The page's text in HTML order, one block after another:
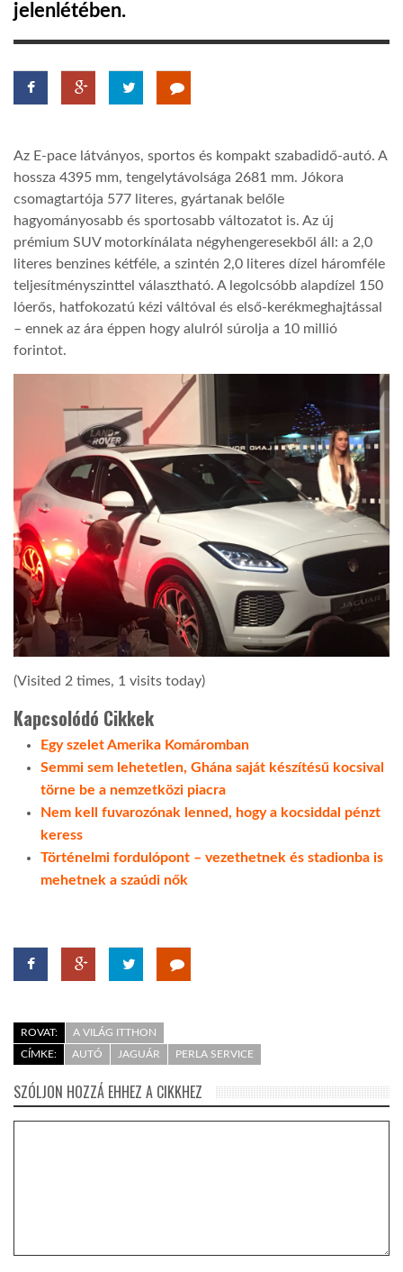
DOBRAVERO.HU
GLOBOBOOK
jelenlétében.
Az E-pace látványos, sportos és kompakt szabadidő-autó. A
hossza 4395 mm, tengelytávolsága 2681 mm. Jókora
csomagtartója 577 literes, gyártanak belőle
hagyományosabb és sportosabb változatot is. Az új
prémium SUV motorkínálata négyhengeresekből áll: a 2,0
literes benzines kétféle, a szintén 2,0 literes dízel háromféle
teljesítményszinttel választható. A legolcsóbb alapdízel 150
lóerős, hatfokozatú kézi váltóval és első-kerékmeghajtással
– ennek az ára éppen hogy alulról súrolja a 10 millió
forintot.
(Visited 2 times, 1 visits today)
Kapcsolódó Cikkek
Egy szelet Amerika Komáromban
Semmi sem lehetetlen, Ghána saját készítésű kocsival
törne be a nemzetközi piacra
Nem kell fuvarozónak lenned, hogy a kocsiddal pénzt
keress
Történelmi fordulópont – vezethetnek és stadionba is
mehetnek a szaúdi nők
ROVAT:
A VILÁG ITTHON
CÍMKE:
AUTÓ JAGUÁR PERLA SERVICE
SZÓLJON HOZZÁ EHHEZ A CIKKHEZ